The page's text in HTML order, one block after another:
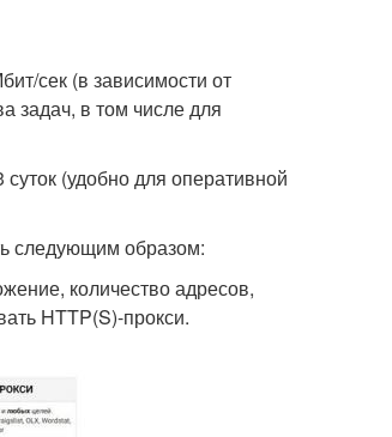
сек (в зависимости от
задач, в том числе для
(удобно для оперативной
следующим образом:
количество адресов,
HTTP(S)-прокси.